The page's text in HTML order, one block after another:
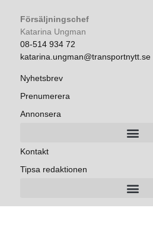
Försäljningschef
Katarina Ungman
08-514 934 72
katarina.ungman@transportnytt.se
Nyhetsbrev
Prenumerera
Annonsera
Kontakt
Tipsa redaktionen